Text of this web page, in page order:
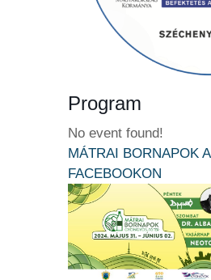
Program
No event found!
MÁTRAI BORNAPOK A
FACEBOOKON